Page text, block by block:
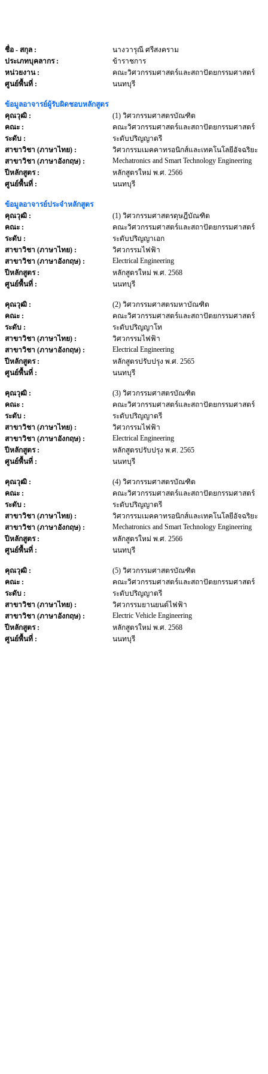
ชื่อ - สกุล :
นางวารุณี ศรีสงคราม
ประเภทบุคลากร :
ข้าราชการ
หน่วยงาน :
คณะวิศวกรรมศาสตร์และสถาปัตยกรรมศาสตร์
ศูนย์พื้นที่ :
นนทบุรี
ข้อมูลอาจารย์ผู้รับผิดชอบหลักสูตร
คุณวุฒิ :
(1) วิศวกรรมศาสตรบัณฑิต
คณะ :
คณะวิศวกรรมศาสตร์และสถาปัตยกรรมศาสตร์
ระดับ :
ระดับปริญญาตรี
สาขาวิชา (ภาษาไทย) :
วิศวกรรมเมคคาทรอนิกส์และเทคโนโลยีอัจฉริยะ
สาขาวิชา (ภาษาอังกฤษ) :
Mechatronics and Smart Technology Engineering
ปีหลักสูตร :
หลักสูตรใหม่ พ.ศ. 2566
ศูนย์พื้นที่ :
นนทบุรี
ข้อมูลอาจารย์ประจำหลักสูตร
คุณวุฒิ :
(1) วิศวกรรมศาสตรดุษฎีบัณฑิต
คณะ :
คณะวิศวกรรมศาสตร์และสถาปัตยกรรมศาสตร์
ระดับ :
ระดับปริญญาเอก
สาขาวิชา (ภาษาไทย) :
วิศวกรรมไฟฟ้า
สาขาวิชา (ภาษาอังกฤษ) :
Electrical Engineering
ปีหลักสูตร :
หลักสูตรใหม่ พ.ศ. 2568
ศูนย์พื้นที่ :
นนทบุรี
คุณวุฒิ :
(2) วิศวกรรมศาสตรมหาบัณฑิต
คณะ :
คณะวิศวกรรมศาสตร์และสถาปัตยกรรมศาสตร์
ระดับ :
ระดับปริญญาโท
สาขาวิชา (ภาษาไทย) :
วิศวกรรมไฟฟ้า
สาขาวิชา (ภาษาอังกฤษ) :
Electrical Engineering
ปีหลักสูตร :
หลักสูตรปรับปรุง พ.ศ. 2565
ศูนย์พื้นที่ :
นนทบุรี
คุณวุฒิ :
(3) วิศวกรรมศาสตรบัณฑิต
คณะ :
คณะวิศวกรรมศาสตร์และสถาปัตยกรรมศาสตร์
ระดับ :
ระดับปริญญาตรี
สาขาวิชา (ภาษาไทย) :
วิศวกรรมไฟฟ้า
สาขาวิชา (ภาษาอังกฤษ) :
Electrical Engineering
ปีหลักสูตร :
หลักสูตรปรับปรุง พ.ศ. 2565
ศูนย์พื้นที่ :
นนทบุรี
คุณวุฒิ :
(4) วิศวกรรมศาสตรบัณฑิต
คณะ :
คณะวิศวกรรมศาสตร์และสถาปัตยกรรมศาสตร์
ระดับ :
ระดับปริญญาตรี
สาขาวิชา (ภาษาไทย) :
วิศวกรรมเมคคาทรอนิกส์และเทคโนโลยีอัจฉริยะ
สาขาวิชา (ภาษาอังกฤษ) :
Mechatronics and Smart Technology Engineering
ปีหลักสูตร :
หลักสูตรใหม่ พ.ศ. 2566
ศูนย์พื้นที่ :
นนทบุรี
คุณวุฒิ :
(5) วิศวกรรมศาสตรบัณฑิต
คณะ :
คณะวิศวกรรมศาสตร์และสถาปัตยกรรมศาสตร์
ระดับ :
ระดับปริญญาตรี
สาขาวิชา (ภาษาไทย) :
วิศวกรรมยานยนต์ไฟฟ้า
สาขาวิชา (ภาษาอังกฤษ) :
Electric Vehicle Engineering
ปีหลักสูตร :
หลักสูตรใหม่ พ.ศ. 2568
ศูนย์พื้นที่ :
นนทบุรี